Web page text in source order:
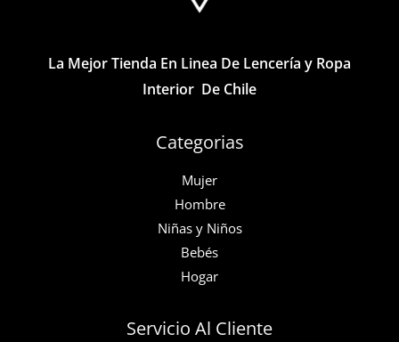
página
página
de
La Mejor Tienda En Linea De Lencería y Ropa
Interior De Chile
Categorias
Mujer
Hombre
Niñas y Niños
Bebés
Hogar
Servicio Al Cliente